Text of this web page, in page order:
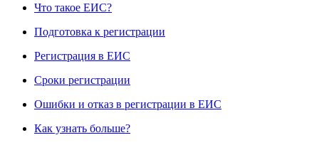
Что такое ЕИС?
Подготовка к регистрации
Регистрация в ЕИС
Сроки регистрации
Ошибки и отказ в регистрации в ЕИС
Как узнать больше?